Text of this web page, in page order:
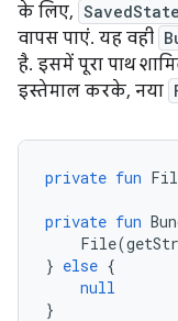
के लिए,
वापस पाएं. यह वही
है. इसमें पूरा पाथ
इस्तेमाल करके, नया
private fun
private fun
File(
} else {
null
}